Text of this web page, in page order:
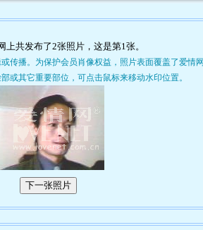
上共发布了2张照片，这是第1 张。
传播。为保护会员肖像权益，照片表面覆盖了爱情
或其它重要部位，可点击鼠标来移动水印位置。